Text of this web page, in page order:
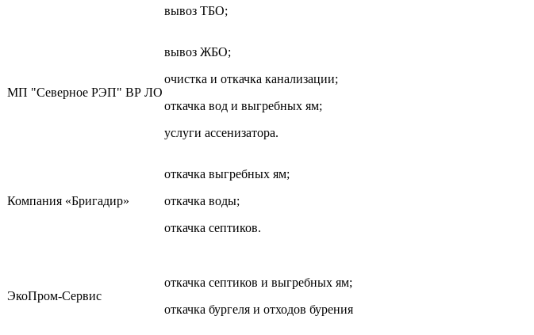
вывоз ТБО;
МП "Северное РЭП" ВР ЛО
вывоз ЖБО;
очистка и откачка канализации;
откачка вод и выгребных ям;
услуги ассенизатора.
Компания «Бригадир»
откачка выгребных ям;
откачка воды;
откачка септиков.
ЭкоПром-Сервис
откачка септиков и выгребных ям;
откачка бургеля и отходов бурения